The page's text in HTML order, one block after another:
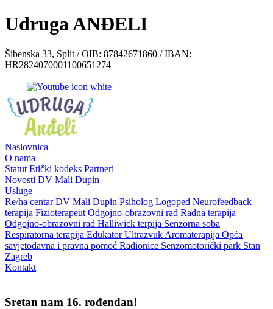
Udruga ANĐELI
Šibenska 33, Split / OIB: 87842671860 / IBAN:
HR2824070001100651274
Naslovnica
O nama
Statut Etički kodeks Partneri
Novosti DV Mali Dupin
Usluge
Re/ha centarDV Mali Dupin Psiholog Logoped Neurofeedback
terapija Fizioterapeut Odgojno-obrazovni rad Radna terapija
Odgojno-obrazovni rad Halliwick terpija Senzorna soba
Respiratorna terapija EdukatorUltrazvuk Aromaterapija Opća
savjetodavna i pravna pomoć Radionice Senzomotorički park Stan
Zagreb
Kontakt
Sretan nam 16. rođendan!